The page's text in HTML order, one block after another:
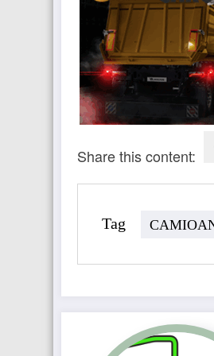
Share this content:
Tag